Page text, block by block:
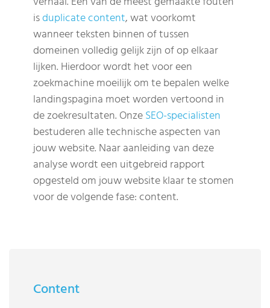
isduplicate content, wat voorkomt
wanneer teksten binnen of tussen
domeinen volledig gelijk zijn of op elkaar
lijken. Hierdoor wordt het voor een
zoekmachine moeilijk om te bepalen welke
landingspagina moet worden vertoond in
de zoekresultaten. OnzeSEO-specialisten
bestuderen alle technische aspecten van
jouw website. Naar aanleiding van deze
analyse wordt een uitgebreid rapport
opgesteld om jouw website klaar te stomen
voor de volgende fase: content.
Content